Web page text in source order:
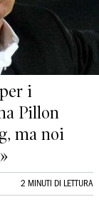
i
Pillon
ma noi
2 MINUTI DI LETTURA